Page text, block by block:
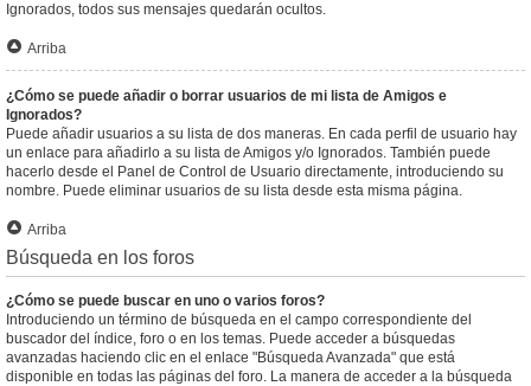
Ignorados, todos sus mensajes quedarán ocultos.
Arriba
¿Cómo se puede añadir o borrar usuarios de mi lista de Amigos e
Ignorados?
Puede añadir usuarios a su lista de dos maneras. En cada perfil de usuario hay
un enlace para añadirlo a su lista de Amigos y/o Ignorados. También puede
hacerlo desde el Panel de Control de Usuario directamente, introduciendo su
nombre. Puede eliminar usuarios de su lista desde esta misma página.
Arriba
Búsqueda en los foros
¿Cómo se puede buscar en uno o varios foros?
Introduciendo un término de búsqueda en el campo correspondiente del
buscador del índice, foro o en los temas. Puede acceder a búsquedas
avanzadas haciendo clic en el enlace "Búsqueda Avanzada" que está
disponible en todas las páginas del foro. La manera de acceder a la búsqueda